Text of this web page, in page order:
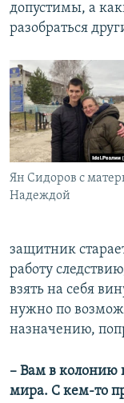
допустимы, а
разобраться
Ян Сидоров с
Надеждой
защитник
работу
взять на себя
нужно по
назначению,
– Вам в колонию
мира. С кем-то